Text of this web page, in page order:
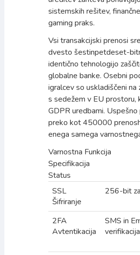
sistemskih rešitev,
gaming praks.
Vsi transakcijski prenosi
dvesto šestinpetdeset-
identično tehnologijo
globalne banke. Osebni
igralcev so uskladiščeni na
s sedežem v EU prostoru,
GDPR uredbami.
preko kot 450000
enega samega
Varnostna Funkcija
Specifikacija
Status
SSL
Šifriranje
256-bit
2FA
Avtentikacija
SMS in
verifikacija